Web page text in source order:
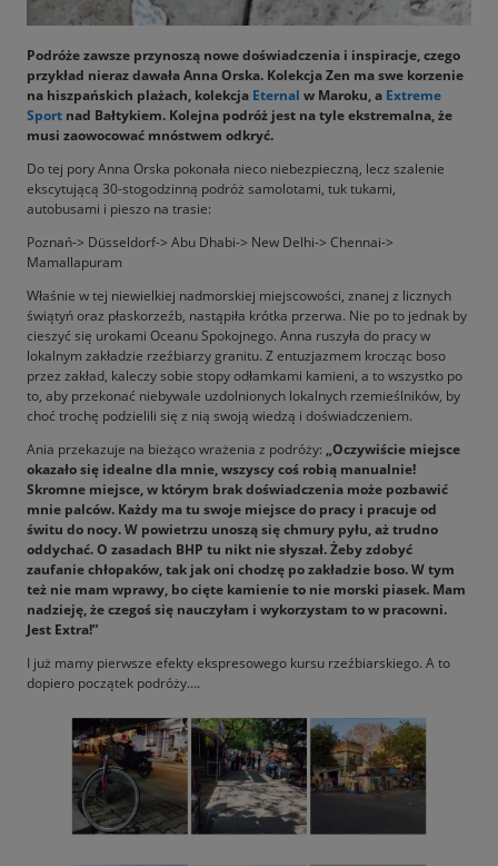
Podróże zawsze przynoszą nowe doświadczenia i inspiracje, czego
przykład nieraz dawała Anna Orska. Kolekcja Zen ma swe korzenie
na hiszpańskich plażach, kolekcja Eternal w Maroku, a Extreme
Sport nad Bałtykiem. Kolejna podróż jest na tyle ekstremalna, że
musi zaowocować mnóstwem odkryć.
Do tej pory Anna Orska pokonała nieco niebezpieczną, lecz szalenie
ekscytującą 30-stogodzinną podróż samolotami, tuk tukami,
autobusami i pieszo na trasie:
Poznań-> Düsseldorf-> Abu Dhabi-> New Delhi-> Chennai->
Mamallapuram
Właśnie w tej niewielkiej nadmorskiej miejscowości, znanej z licznych
świątyń oraz płaskorzeźb, nastąpiła krótka przerwa. Nie po to jednak by
cieszyć się urokami Oceanu Spokojnego. Anna ruszyła do pracy w
lokalnym zakładzie rzeźbiarzy granitu. Z entuzjazmem krocząc boso
przez zakład, kaleczy sobie stopy odłamkami kamieni, a to wszystko po
to, aby przekonać niebywale uzdolnionych lokalnych rzemieślników, by
choć trochę podzielili się z nią swoją wiedzą i doświadczeniem.
Ania przekazuje na bieżąco wrażenia z podróży: „Oczywiście miejsce
okazało się idealne dla mnie, wszyscy coś robią manualnie!
Skromne miejsce, w którym brak doświadczenia może pozbawić
mnie palców. Każdy ma tu swoje miejsce do pracy i pracuje od
świtu do nocy. W powietrzu unoszą się chmury pyłu, aż trudno
oddychać. O zasadach BHP tu nikt nie słyszał. Żeby zdobyć
zaufanie chłopaków, tak jak oni chodzę po zakładzie boso. W tym
też nie mam wprawy, bo cięte kamienie to nie morski piasek. Mam
nadzieję, że czegoś się nauczyłam i wykorzystam to w pracowni.
Jest Extra!”
I już mamy pierwsze efekty ekspresowego kursu rzeźbiarskiego. A to
dopiero początek podróży….